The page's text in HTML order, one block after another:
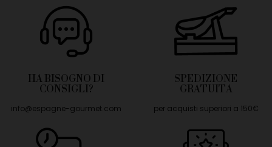
HA BISOGNO DI
CONSIGLI?
info@espagne-gourmet.com
SPEDIZIONE
GRATUITA
per acquisti superiori a 150€